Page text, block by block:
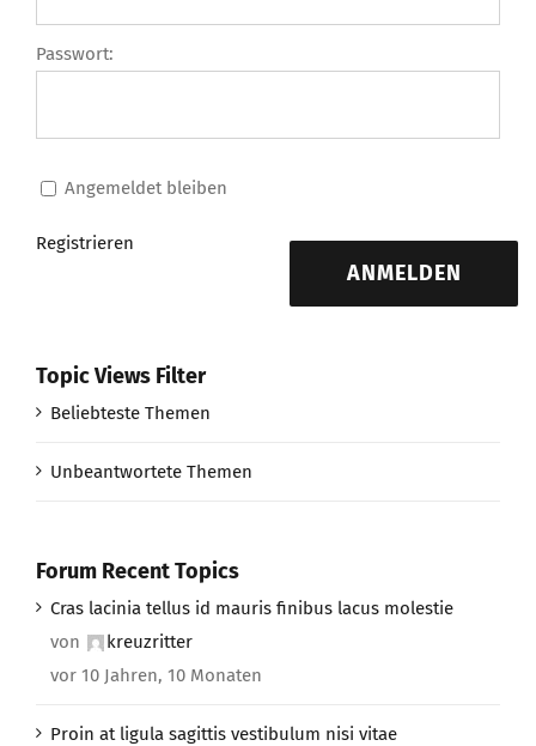
Passwort:
Angemeldet bleiben
ANMELDEN
Registrieren
Topic Views Filter
Beliebteste Themen
Unbeantwortete Themen
Forum Recent Topics
Cras lacinia tellus id mauris finibus lacus molestie
von
kreuzritter
vor 10 Jahren, 10 Monaten
Proin at ligula sagittis vestibulum nisi vitae